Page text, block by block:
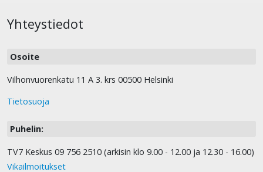
Yhteystiedot
Osoite
Vilhonvuorenkatu 11 A 3. krs 00500 Helsinki
Tietosuoja
Puhelin:
TV7 Keskus 09 756 2510 (arkisin klo 9.00 - 12.00 ja 12.30 - 16.00)
Vikailmoitukset